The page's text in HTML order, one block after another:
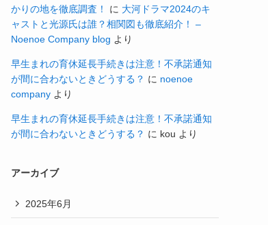
かりの地を徹底調査！
に 大河ドラマ2024のキ
ャストと光源氏は誰？相関図も徹底紹介！ –
Noenoe Company blog より
早生まれの育休延長手続きは注意！不承諾通知
が間に合わないときどうする？ に noenoe
company より
早生まれの育休延長手続きは注意！不承諾通知
が間に合わないときどうする？ に kou より
アーカイブ
2025年6月